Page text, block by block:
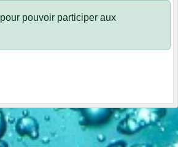
pour pouvoir participer aux